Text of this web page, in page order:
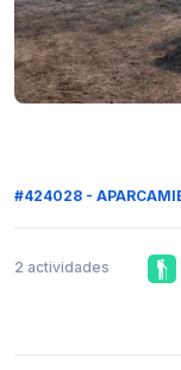
#424028 -
2 actividades